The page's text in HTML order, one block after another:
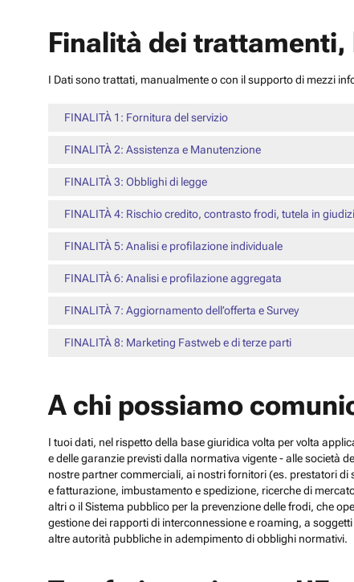
Finalità dei
I Dati sono trattati, manualmente o con il supporto di mezzi
FINALITÀ 1: Fornitura del servizio
FINALITÀ 2: Assistenza e Manutenzione
FINALITÀ 3: Obblighi di legge
FINALITÀ 4: Rischio credito, contrasto frodi, tutela in
FINALITÀ 5: Analisi e profilazione individuale
FINALITÀ 6: Analisi e profilazione aggregata
FINALITÀ 7: Aggiornamento dell’offerta e Survey
FINALITÀ 8: Marketing Fastweb e di terze parti
A chi possiamo
I tuoi dati, nel rispetto della base giuridica volta per volta
e delle garanzie previsti dalla normativa vigente - alle società
nostre partner commerciali, ai nostri fornitori (es. prestatori
e fatturazione, imbustamento e spedizione, ricerche di
altri o il Sistema pubblico per la prevenzione delle frodi, che
gestione dei rapporti di interconnessione e roaming, a
altre autorità pubbliche in adempimento di obblighi normativi.